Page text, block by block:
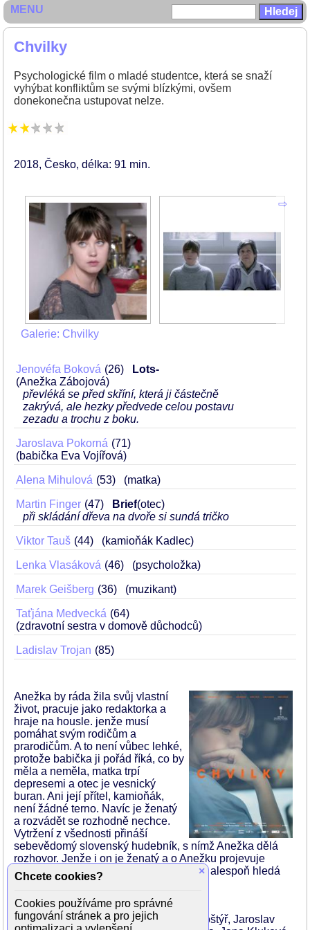
Chvilky
Psychologické film o mladé studentce, která se snaží
vyhýbat konfliktům se svými blízkými, ovšem
donekonečna ustupovat nelze.
2018 Česko délka: 91 min
Galerie: Chvilky
Jenovéfa Boková 26
Lots-
(Anežka Zábojová)
převléká se před skříní, která ji částečně
zakrývá, ale hezky předvede celou postavu
zezadu a trochu z boku.
Jaroslava Pokorná
71
(babička Eva Vojířová)
Alena Mihulová 53 (matka)
Martin Finger 47 Brief(otec)
při skládání dřeva na dvoře si sundá tričko
Viktor Tauš 44 (kamioňák Kadlec)
Lenka Vlasáková 46 (psycholožka)
Marek Geišberg 36 (muzikant)
Taťjána Medvecká
64
(zdravotní sestra v domově důchodců)
Ladislav Trojan 85
Anežka by ráda žila svůj vlastní
život, pracuje jako redaktorka a
hraje na housle. jenže musí
pomáhat svým rodičům a
prarodičům. A to není vůbec lehké,
protože babička ji pořád říká, co by
měla a neměla, matka trpí
depresemi a otec je vesnický
buran. Ani její přítel, kamioňák,
není žádné terno. Navíc je ženatý
a rozvádět se rozhodně nechce.
Vytržení z všednosti přináší
sebevědomý slovenský hudebník, s nímž Anežka dělá
rozhovor. Jenže i on je ženatý a o Anežku projevuje
zájem jen kvůli sexu. Zklamaná Anežka alespoň hledá
očistu v panneské přírodě. (-k-)
Režie: Beata Parkanová
Produkce: Viktor Tauš, Jiří Holan, Jiří Koštýř, Jaroslav
MENU
×
Chcete cookies?
Cookies používáme pro správné
fungování stránek a pro jejich